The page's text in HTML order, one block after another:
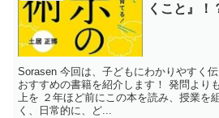
くこと』！
Sorasen 今回は、子どもにわかりやすく
おすすめの書籍を紹介します！ 発問より
上を ２年ほど前にこの本を読み、授業を
く、日常的に、ど...